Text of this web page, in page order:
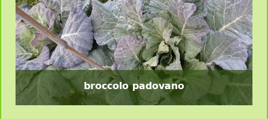
broccolo padovano